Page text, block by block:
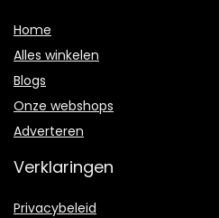
Home
Alles winkelen
Blogs
Onze webshops
Adverteren
Verklaringen
Privacybeleid